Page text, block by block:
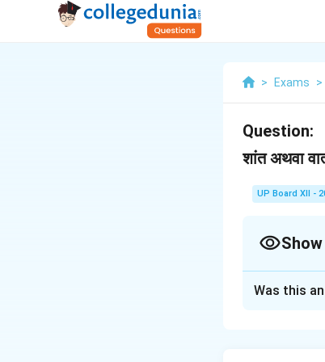
> Exams >
Question:
शांत अथवा
UP Board XII -
Was this